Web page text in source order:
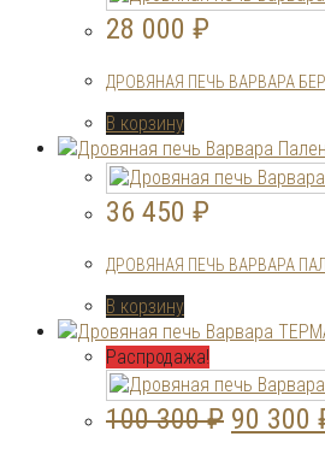
28 000 ₽
ДРОВЯНАЯ ПЕЧЬ ВАРВАРА
В корзину
36 450 ₽
ДРОВЯНАЯ ПЕЧЬ ВАРВАРА
В корзину
Распродажа!
100 300₽ 90 300